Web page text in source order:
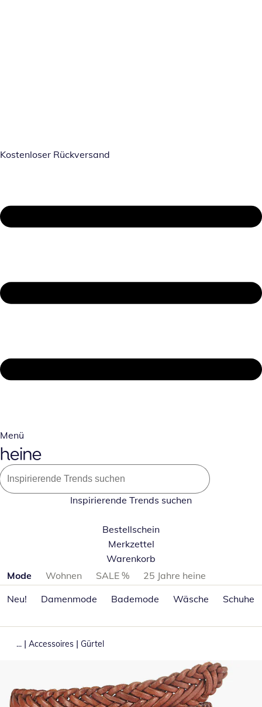
Kostenloser Rückversand
Menü
Inspirierende Trends suchen
Bestellschein
Merkzettel
Warenkorb
Produktkategorien überspringen
Mode Wohnen SALE %
25 Jahre heine
Neu!
Damenmode Bademode Wäsche Schuhe
... | Accessoires | Gürtel